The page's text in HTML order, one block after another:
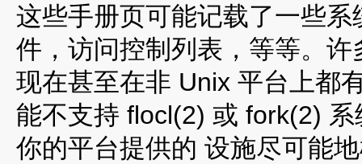
这些手册页可能记载了一些
件，访问控制列表，等等。
现在甚至在非 Unix 平台上都
能不支持 flocl(2) 或 fork(2)
你的平台提供的 设施尽可能